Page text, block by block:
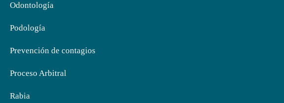
Odontología
Podología
Prevención de contagios
Proceso Arbitral
Rabia